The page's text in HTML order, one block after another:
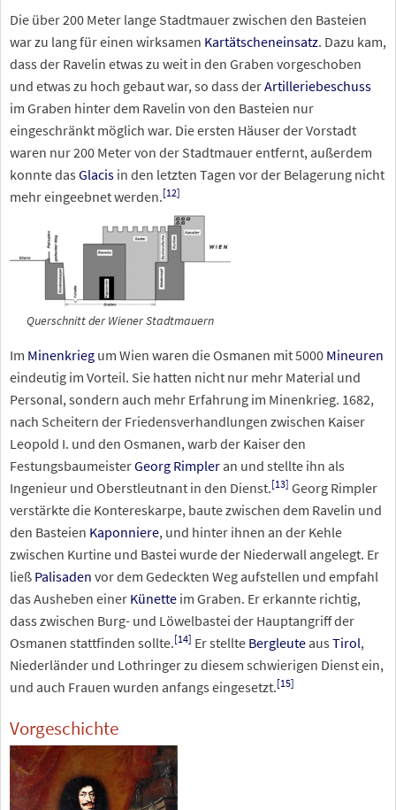
Die über 200 Meter lange Stadtmauer zwischen den Basteien
war zu lang für einen wirksamen Kartätscheneinsatz. Dazu kam,
dass der Ravelin etwas zu weit in den Graben vorgeschoben
und etwas zu hoch gebaut war, so dass derArtilleriebeschuss
im Graben hinter dem Ravelin von den Basteien nur
eingeschränkt möglich war. Die ersten Häuser der Vorstadt
waren nur 200 Meter von der Stadtmauer entfernt, außerdem
konnte das Glacis in den letzten Tagen vor der Belagerung nicht
mehr eingeebnet werden.[12]
Querschnitt der Wiener Stadtmauern
Im Minenkrieg um Wien waren die Osmanen mit 5000 Mineuren
eindeutig im Vorteil. Sie hatten nicht nur mehr Material und
Personal, sondern auch mehr Erfahrung im Minenkrieg. 1682,
nach Scheitern der Friedensverhandlungen zwischen Kaiser
Leopold I. und den Osmanen, warb der Kaiser den
FestungsbaumeisterGeorg Rimpler an und stellte ihn als
Ingenieur und Oberstleutnant in den Dienst.[13] Georg Rimpler
verstärkte die Kontereskarpe, baute zwischen dem Ravelin und
den Basteien Kaponniere, und hinter ihnen an der Kehle
zwischen Kurtine und Bastei wurde der Niederwall angelegt. Er
ließ Palisaden vor dem Gedeckten Weg aufstellen und empfahl
das Ausheben einer Künette im Graben. Er erkannte richtig,
dass zwischen Burg- und Löwelbastei der Hauptangriff der
Osmanen stattfinden sollte.[14] Er stellte Bergleute aus Tirol,
Niederländer und Lothringer zu diesem schwierigen Dienst ein,
und auch Frauen wurden anfangs eingesetzt.[15]
Vorgeschichte